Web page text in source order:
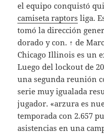
el equipo conquistó
camiseta raptors liga.
tomó la dirección
dorado y con. ↑ de
Chicago Illinois es un
Luego del lockout de
una segunda reunión
serie muy igualada
jugador. «arzura es
temporada con 2.657
asistencias en una